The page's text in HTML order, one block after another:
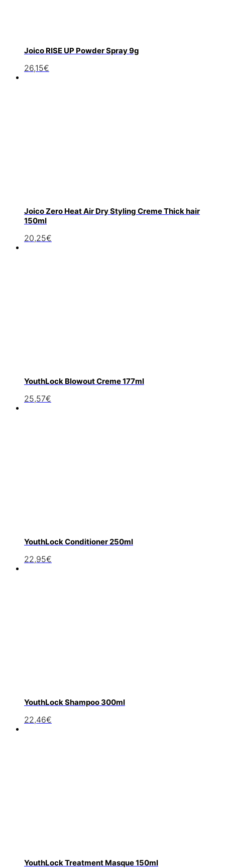
Joico RISE UP Powder Spray 9g
26,15€
Joico Zero Heat Air Dry Styling Creme Thick hair
150ml
20,25€
YouthLock Blowout Creme 177ml
25,57€
YouthLock Conditioner 250ml
22,95€
YouthLock Shampoo 300ml
22,46€
YouthLock Treatment Masque 150ml